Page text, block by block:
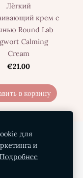
Лёгкий
крем с
Round Lab
Calming
Cream
€21.00
в корзину
О нас
для
и
Подробнее